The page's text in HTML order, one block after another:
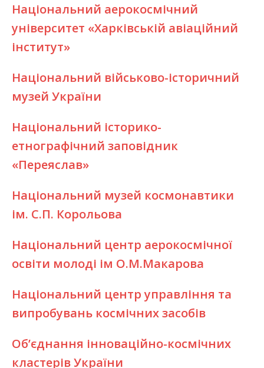
Національний аерокосмічний
університет «Харківській авіаційний
інститут»
Національний військово-історичний
музей України
Національний історико-
етнографічний заповідник
«Переяслав»
Національний музей космонавтики
ім. С.П. Корольова
Національний центр аерокосмічної
освіти молоді ім О.М.Макарова
Національний центр управління та
випробувань космічних засобів
Об’єднання інноваційно-космічних
кластерів України